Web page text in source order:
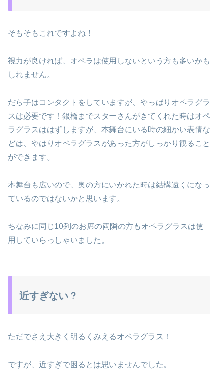
そもそもこれですよね！
視力が良ければ、オペラは使用しないという方も多いかも
しれません。
だら子はコンタクトをしていますが、やっぱりオペラグラ
スは必要です！銀橋までスターさんがきてくれた時はオペ
ラグラスははずしますが、本舞台にいる時の細かい表情な
どは、やはりオペラグラスがあった方がしっかり観ること
ができます。
本舞台も広いので、奥の方にいかれた時は結構遠くになっ
ているのではないかと思います。
ちなみに同じ10列のお席の両隣の方もオペラグラスは使
用していらっしゃいました。
近すぎない？
ただでさえ大きく明るくみえるオペラグラス！
ですが、近すぎで困るとは思いませんでした。